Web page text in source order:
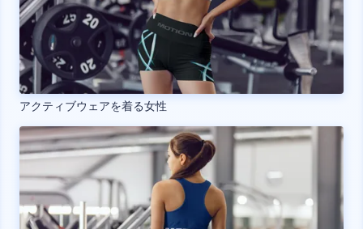
アクティブウェアを着る女性